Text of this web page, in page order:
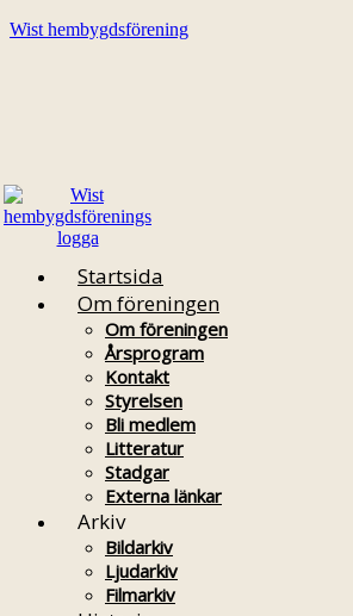
Wist hembygdsförening
Startsida
Om föreningen
Om föreningen
Årsprogram
Kontakt
Styrelsen
Bli medlem
Litteratur
Stadgar
Externa länkar
Arkiv
Bildarkiv
Ljudarkiv
Filmarkiv